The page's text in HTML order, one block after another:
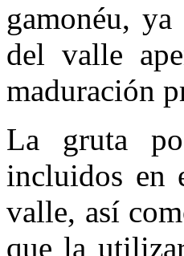
gamonéu,
del valle
maduración
La gruta
incluidos en
valle, así
que la